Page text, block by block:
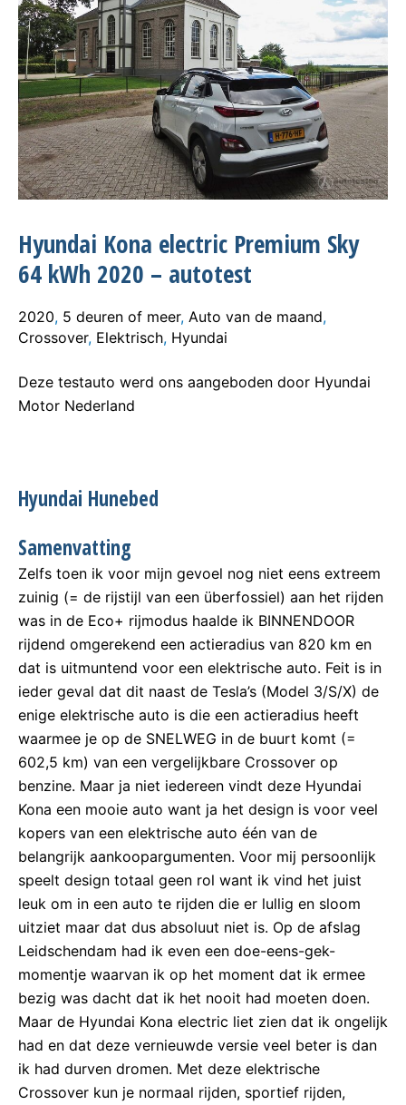
Hyundai Kona electric Premium Sky
64 kWh 2020 – autotest
2020, 5 deuren of meer, Auto van de maand,
Crossover, Elektrisch, Hyundai
Deze testauto werd ons aangeboden door Hyundai
Motor Nederland
Hyundai Hunebed
Samenvatting
Zelfs toen ik voor mijn gevoel nog niet eens extreem
zuinig (= de rijstijl van een überfossiel) aan het rijden
was in de Eco+ rijmodus haalde ik BINNENDOOR
rijdend omgerekend een actieradius van 820 km en
dat is uitmuntend voor een elektrische auto. Feit is in
ieder geval dat dit naast de Tesla’s (Model 3/S/X) de
enige elektrische auto is die een actieradius heeft
waarmee je op de SNELWEG in de buurt komt (=
602,5 km) van een vergelijkbare Crossover op
benzine. Maar ja niet iedereen vindt deze Hyundai
Kona een mooie auto want ja het design is voor veel
kopers van een elektrische auto één van de
belangrijk aankoopargumenten. Voor mij persoonlijk
speelt design totaal geen rol want ik vind het juist
leuk om in een auto te rijden die er lullig en sloom
uitziet maar dat dus absoluut niet is. Op de afslag
Leidschendam had ik even een doe-eens-gek-
momentje waarvan ik op het moment dat ik ermee
bezig was dacht dat ik het nooit had moeten doen.
Maar de Hyundai Kona electric liet zien dat ik ongelijk
had en dat deze vernieuwde versie veel beter is dan
ik had durven dromen. Met deze elektrische
Crossover kun je normaal rijden, sportief rijden,